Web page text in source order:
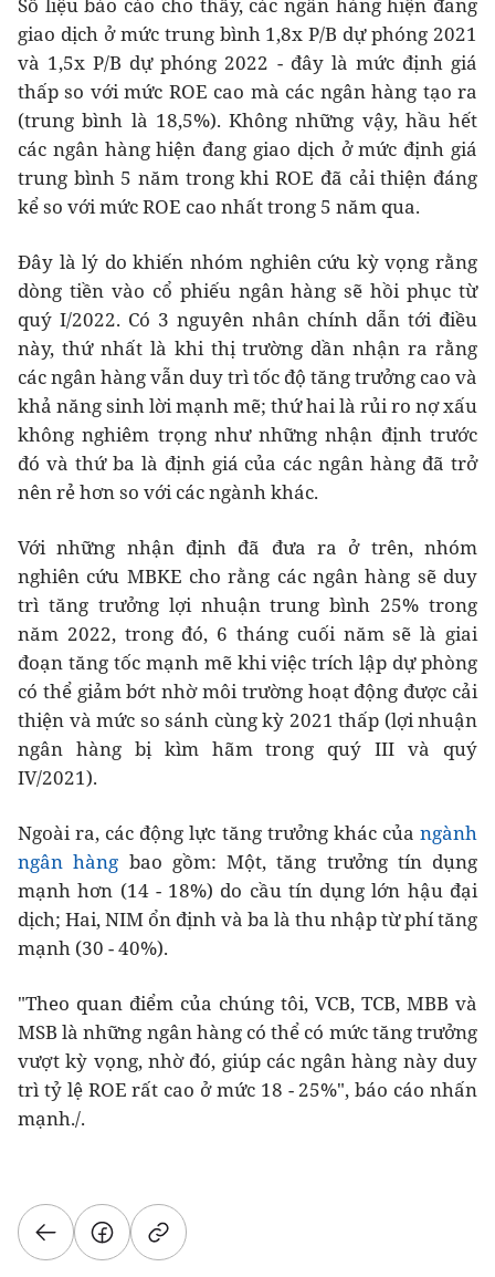
giao dịch ở mức trung bình 1,8x P/B dự phóng 2021
và 1,5x P/B dự phóng 2022 - đây là mức định giá
thấp so với mức ROE cao mà các ngân hàng tạo ra
(trung bình là 18,5%). Không những vậy, hầu hết
các ngân hàng hiện đang giao dịch ở mức định giá
trung bình 5 năm trong khi ROE đã cải thiện đáng
kể so với mức ROE cao nhất trong 5 năm qua.
Đây là lý do khiến nhóm nghiên cứu kỳ vọng rằng
dòng tiền vào cổ phiếu ngân hàng sẽ hồi phục từ
quý I/2022. Có 3 nguyên nhân chính dẫn tới điều
này, thứ nhất là khi thị trường dần nhận ra rằng
các ngân hàng vẫn duy trì tốc độ tăng trưởng cao và
khả năng sinh lời mạnh mẽ; thứ hai là rủi ro nợ xấu
không nghiêm trọng như những nhận định trước
đó và thứ ba là định giá của các ngân hàng đã trở
nên rẻ hơn so với các ngành khác.
Với những nhận định đã đưa ra ở trên, nhóm
nghiên cứu MBKE cho rằng các ngân hàng sẽ duy
trì tăng trưởng lợi nhuận trung bình 25% trong
năm 2022, trong đó, 6 tháng cuối năm sẽ là giai
đoạn tăng tốc mạnh mẽ khi việc trích lập dự phòng
có thể giảm bớt nhờ môi trường hoạt động được cải
thiện và mức so sánh cùng kỳ 2021 thấp (lợi nhuận
ngân hàng bị kìm hãm trong quý III và quý
IV/2021).
Ngoài ra, các động lực tăng trưởng khác của ngành
ngân hàng bao gồm: Một, tăng trưởng tín dụng
mạnh hơn (14 - 18%) do cầu tín dụng lớn hậu đại
dịch; Hai, NIM ổn định và ba là thu nhập từ phí tăng
mạnh (30 - 40%).
"Theo quan điểm của chúng tôi, VCB, TCB, MBB và
MSB là những ngân hàng có thể có mức tăng trưởng
vượt kỳ vọng, nhờ đó, giúp các ngân hàng này duy
trì tỷ lệ ROE rất cao ở mức 18 - 25%", báo cáo nhấn
mạnh./.